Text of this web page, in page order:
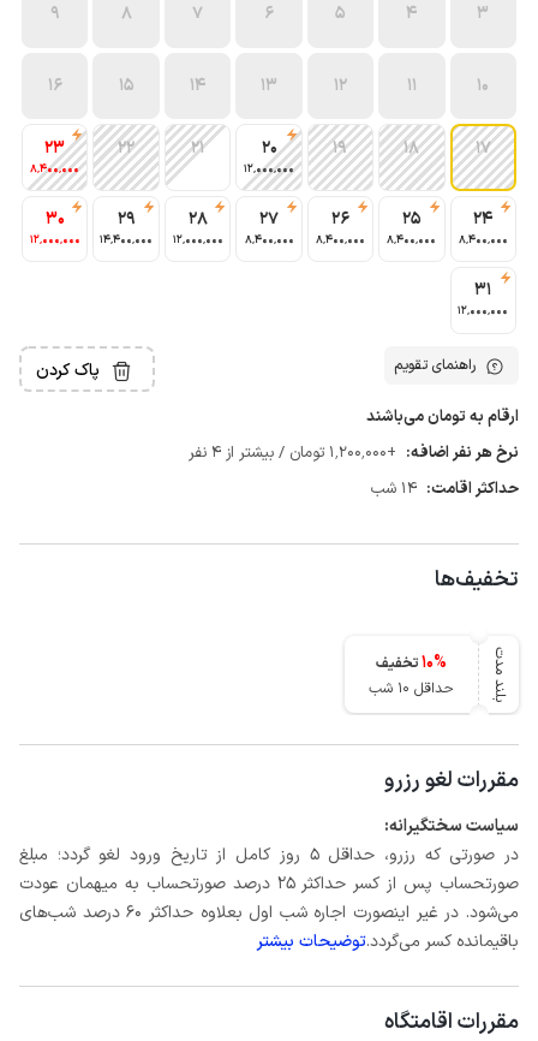
3
4
5
6
7
8
9
10
11
12
13
14
15
16
17
18
19
20
12٬000٬000
21
22
23
8٬400٬000
24
8٬400٬000
25
8٬400٬000
26
8٬400٬000
27
8٬400٬000
28
12٬000٬000
29
14٬400٬000
30
12٬000٬000
31
12٬000٬000
راهنمای تقویم پاک کردن
ارقام به تومان می‌باشند
نرخ هر نفر اضافه: +1٬200٬000 تومان / بیشتر از 4 نفر
حداکثر اقامت: 14 شب
تخفیف‌ها
بلند مدت 10%
تخفیف
حداقل 10 شب
مقررات لغو رزرو
سیاست سختگیرانه:
در صورتی که رزرو، حداقل 5 روز کامل از تاریخ ورود لغو گردد؛ مبلغ
صورتحساب پس از کسر حداکثر 25 درصد صورتحساب به میهمان عودت
می‌شود. در غیر اینصورت اجاره شب اول بعلاوه حداکثر 60 درصد شب‌های
باقیمانده کسر می‌گردد.توضیحات بیشتر
مقررات اقامتگاه